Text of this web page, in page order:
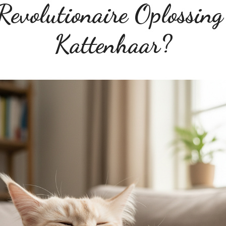
Kattenhaar?